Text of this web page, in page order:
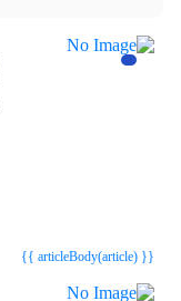
{{ articleBody(article) }}